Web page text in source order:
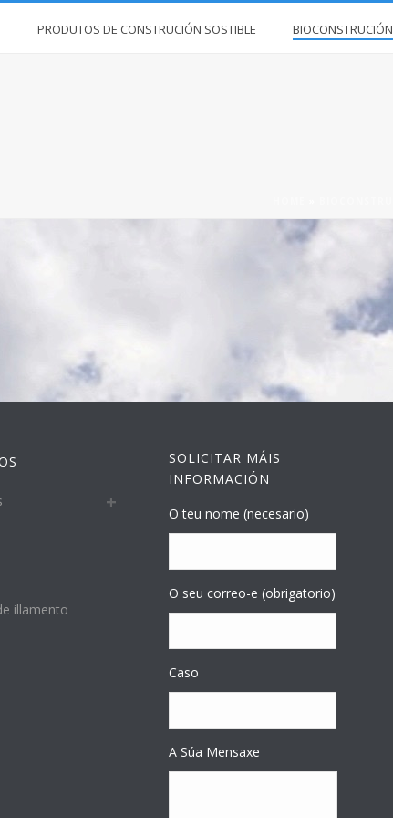
PRODUTOS DE CONSTRUCIÓN SOSTIBLE BIOCONSTRUCIÓN
illamento
SOLICITAR MÁIS
INFORMACIÓN
O teu nome (necesario)
O seu correo-e (obrigatorio)
Caso
A Súa Mensaxe